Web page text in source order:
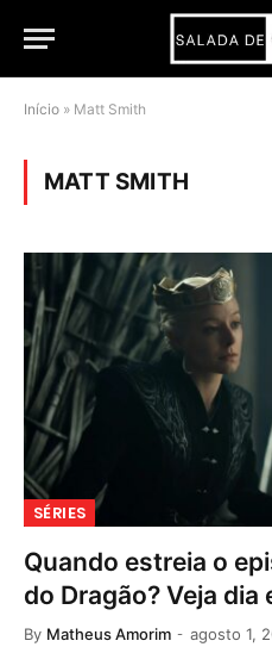
Início » Matt Smith
MATT SMITH
SÉRIES
Quando estreia o
do Dragão? Veja dia
By Matheus Amorim agosto 1,